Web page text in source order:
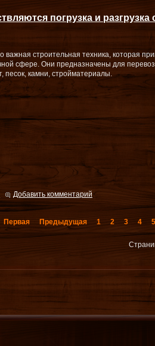
погрузка и
важная строительная техника, которая
сфере. Они предназначены для
песок, камни, стройматериалы.
Добавить комментарий
Первая Предыдущая 1 2 3 4 5